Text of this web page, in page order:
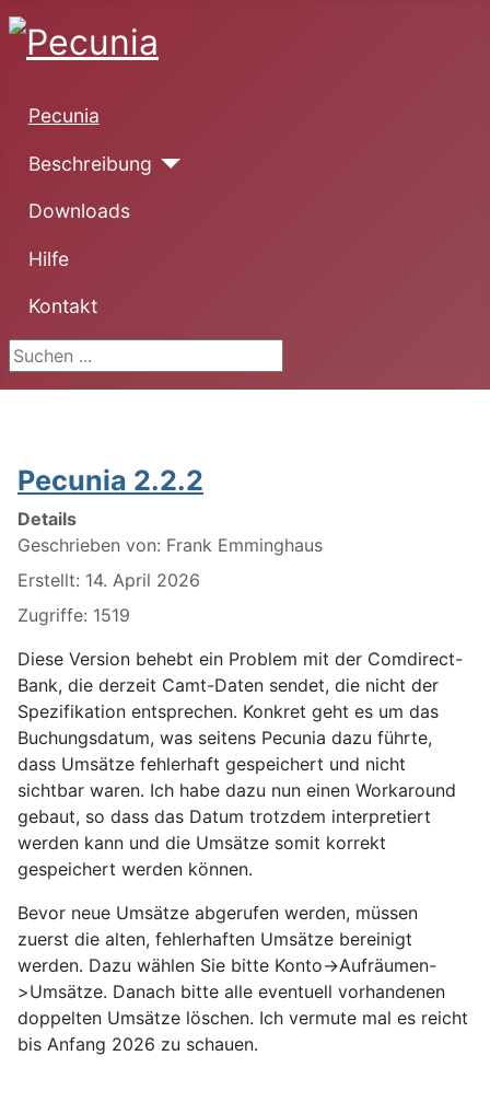
Pecunia
Beschreibung
Downloads
Hilfe
Kontakt
Suchen ...
Pecunia 2.2.2
Details
Geschrieben von: Frank Emminghaus
Erstellt: 14. April 2026
Zugriffe: 1519
Diese Version behebt ein Problem mit der Comdirect-
Bank, die derzeit Camt-Daten sendet, die nicht der
Spezifikation entsprechen. Konkret geht es um das
Buchungsdatum, was seitens Pecunia dazu führte,
dass Umsätze fehlerhaft gespeichert und nicht
sichtbar waren. Ich habe dazu nun einen Workaround
gebaut, so dass das Datum trotzdem interpretiert
werden kann und die Umsätze somit korrekt
gespeichert werden können.
Bevor neue Umsätze abgerufen werden, müssen
zuerst die alten, fehlerhaften Umsätze bereinigt
werden. Dazu wählen Sie bitte Konto->Aufräumen-
>Umsätze. Danach bitte alle eventuell vorhandenen
doppelten Umsätze löschen. Ich vermute mal es reicht
bis Anfang 2026 zu schauen.